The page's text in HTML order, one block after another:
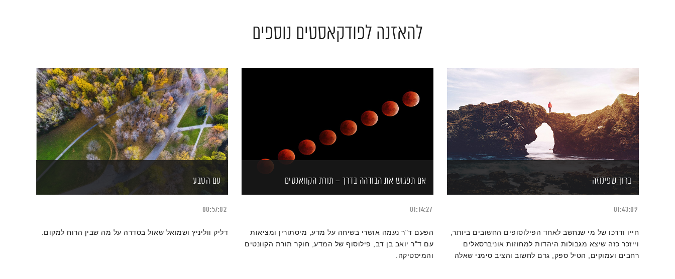
להאזנה לפודקאסטים נוספים
ברוך שפינוזה
01:43:09
חייו ודרכו של מי שנחשב לאחד הפילוסופים החשובים ביותר,
וייזכר כזה שיצא מגבולות היהדות למחוזות אוניברסאלים
רחבים ועמוקים, הטיל ספק, גרם לחשוב והציב סימני שאלה
אם תפגוש את הבודהה בדרך – תורת הקוואנטים
01:14:27
הפעם ד"ר נעמה אושרי בשיחה על מדע, מיסתורין ומציאות
עם ד"ר יואב בן דב, פילוסוף של המדע, חוקר תורת הקוונטים
והמיסטיקה.
עם הטבע
00:57:02
דליק ווליניץ ושמואל שאול בסדרה על מה שבין הרוח למקום.